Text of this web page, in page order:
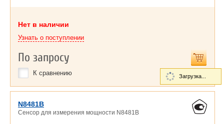
Нет в наличии
Узнать о поступлении
По запросу
К сравнению
N8481B
Сенсор для измерения мощности N8481В
Загрузка...